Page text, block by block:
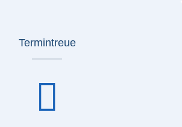
Termintreue